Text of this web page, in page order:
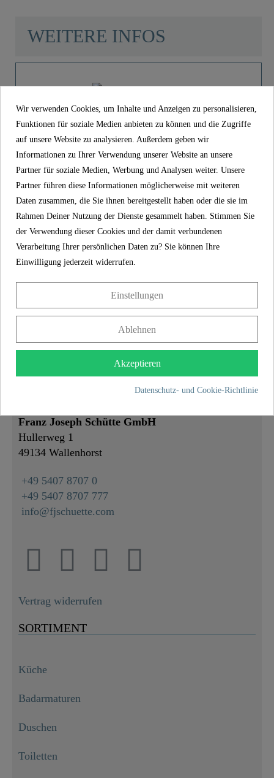
Gewicht 0,0 Kg
Länge 30,0 Cm
WEITERE INFOS
Product images
Ventilstopfenkette mit Kontergewicht,
Chrom, 300 mm..
Preis
15,99 €
inkl. MwSt.
Artikel-Nr 01650
Material
Chrom
Gewicht 0,0 kg
Franz Joseph Schütte GmbH
Hullerweg 1
49134 Wallenhorst
+49 5407 8707 0
+49 5407 8707 777
info@fjschuette.com
Vertrag widerrufen
SORTIMENT
Küche
Badarmaturen
Duschen
Toiletten
Wir verwenden Cookies, um Inhalte und Anzeigen zu personalisieren,
Funktionen für soziale Medien anbieten zu können und die Zugriffe
auf unsere Website zu analysieren. Außerdem geben wir
Informationen zu Ihrer Verwendung unserer Website an unsere
Partner für soziale Medien, Werbung und Analysen weiter. Unsere
Partner führen diese Informationen möglicherweise mit weiteren
Daten zusammen, die Sie ihnen bereitgestellt haben oder die sie im
Rahmen Deiner Nutzung der Dienste gesammelt haben. Stimmen Sie
der Verwendung dieser Cookies und der damit verbundenen
Verarbeitung Ihrer persönlichen Daten zu? Sie können Ihre
Einwilligung jederzeit widerrufen.
Einstellungen
Ablehnen
Akzeptieren
Datenschutz- und Cookie-Richtlinie